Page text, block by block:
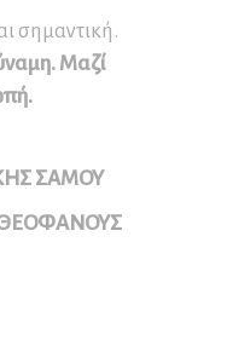
σημαντική.
Μαζί
ΣΑΜΟΥ